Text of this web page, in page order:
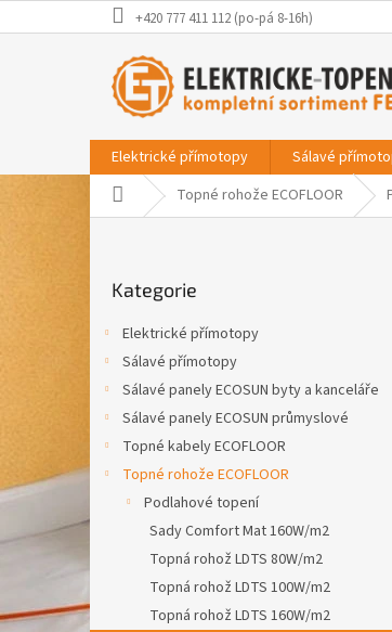
na
+420 777 411 112 (po-pá 8-16h)
Elektrické přímotopy Sálavé
Domů Topné rohože ECOFLOOR
a
e
kategorie
Kategorie
Elektrické přímotopy
Sálavé přímotopy
Sálavé panely ECOSUN byty a kanceláře
Sálavé panely ECOSUN průmyslové
Topné kabely ECOFLOOR
Topné rohože ECOFLOOR
Podlahové topení
Sady Comfort Mat 160W/m2
Topná rohož LDTS 80W/m2
Topná rohož LDTS 100W/m2
Topná rohož LDTS 160W/m2